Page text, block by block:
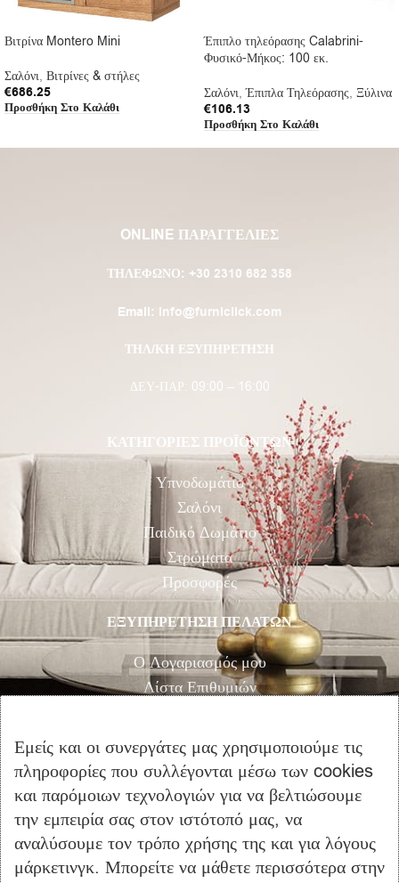
Βιτρίνα Montero Mini
Σαλόνι, Βιτρίνες & στήλες
€686.25
Προσθήκη Στο Καλάθι
Έπιπλο τηλεόρασης Calabrini-
Φυσικό-Μήκος: 100 εκ.
Σαλόνι, Έπιπλα Τηλεόρασης, Ξύλινα
€106.13
Προσθήκη Στο Καλάθι
ONLINE ΠΑΡΑΓΓΕΛΙΕΣ
ΤΗΛΈΦΩΝΟ: +30 2310 682 358
Email: info@furniclick.com
ΤΗΛ/ΚΗ ΕΞΥΠΗΡΕΤΗΣΗ
ΔΕΥ-ΠΑΡ: 09:00 – 16:00
ΚΑΤΗΓΟΡΙΕΣ ΠΡΟΪΟΝΤΩΝ
Υπνοδωμάτιο
Σαλόνι
Παιδικό Δωμάτιο
Στρώματα
Προσφορές
ΕΞΥΠΗΡΕΤΗΣΗ ΠΕΛΑΤΩΝ
Ο Λογαριασμός μου
Λίστα Επιθυμιών
Καλάθι Αγορών
Επικοινωνία
ΠΛΗΡΟΦΟΡΙΕΣ
Όροι Χρήσης
Τρόποι Πληρωμής – Αποστολής
Εμείς και οι συνεργάτες μας χρησιμοποιούμε τις
πληροφορίες που συλλέγονται μέσω των cookies
και παρόμοιων τεχνολογιών για να βελτιώσουμε
την εμπειρία σας στον ιστότοπό μας, να
αναλύσουμε τον τρόπο χρήσης της και για λόγους
μάρκετινγκ. Μπορείτε να μάθετε περισσότερα στην